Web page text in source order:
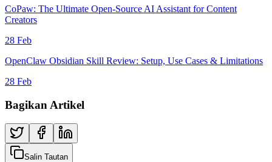
CoPaw: The Ultimate Open-Source AI Assistant for Content
Creators
28 Feb
OpenClaw Obsidian Skill Review: Setup, Use Cases & Limitations
28 Feb
Bagikan Artikel
Salin Tautan